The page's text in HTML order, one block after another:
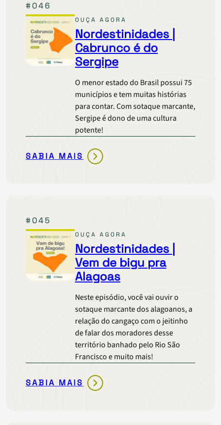
#046
OUÇA AGORA
Nordestinidades |
Cabrunco é do
Sergipe
O menor estado do Brasil possui 75
municípios e tem muitas histórias
para contar. Com sotaque marcante,
Sergipe é dono de uma cultura
potente!
SABIA MAISNORDESTINIDADES
#045
OUÇA AGORA
Nordestinidades |
Vem de bigu pra
Alagoas
Neste episódio, você vai ouvir o
sotaque marcante dos alagoanos, a
relação do cangaço com o jeitinho
de falar dos moradores desse
território banhado pelo Rio São
Francisco e muito mais!
SABIA MAISNORDESTINIDADES